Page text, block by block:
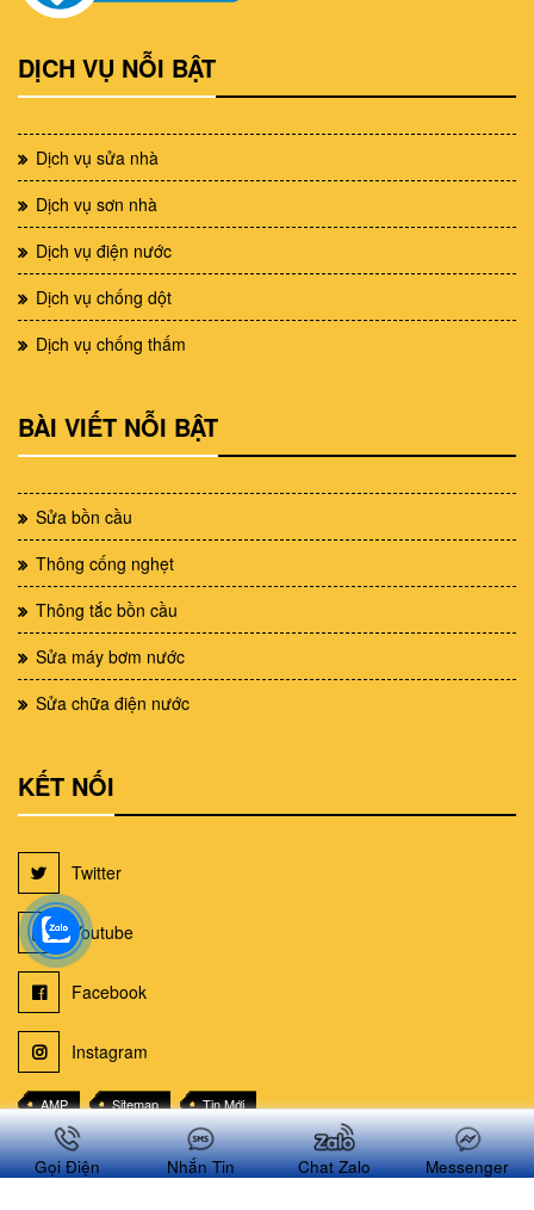
DỊCH VỤ NỖI BẬT
Dịch vụ sửa nhà
Dịch vụ sơn nhà
Dịch vụ điện nước
Dịch vụ chống dột
Dịch vụ chống thấm
BÀI VIẾT NỖI BẬT
Sửa bồn cầu
Thông cống nghẹt
Thông tắc bồn cầu
Sửa máy bơm nước
Sửa chữa điện nước
KẾT NỐI
Twitter
Youtube
Facebook
Instagram
AMP Sitemap
Tin Mới
Sơ đồ trang web suachuanhatphcm.net
Gọi Điện Nhắn Tin Chat Zalo Messenger